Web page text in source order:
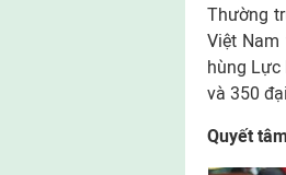
Thường
Việt Nam
hùng Lực
và 350
Quyết